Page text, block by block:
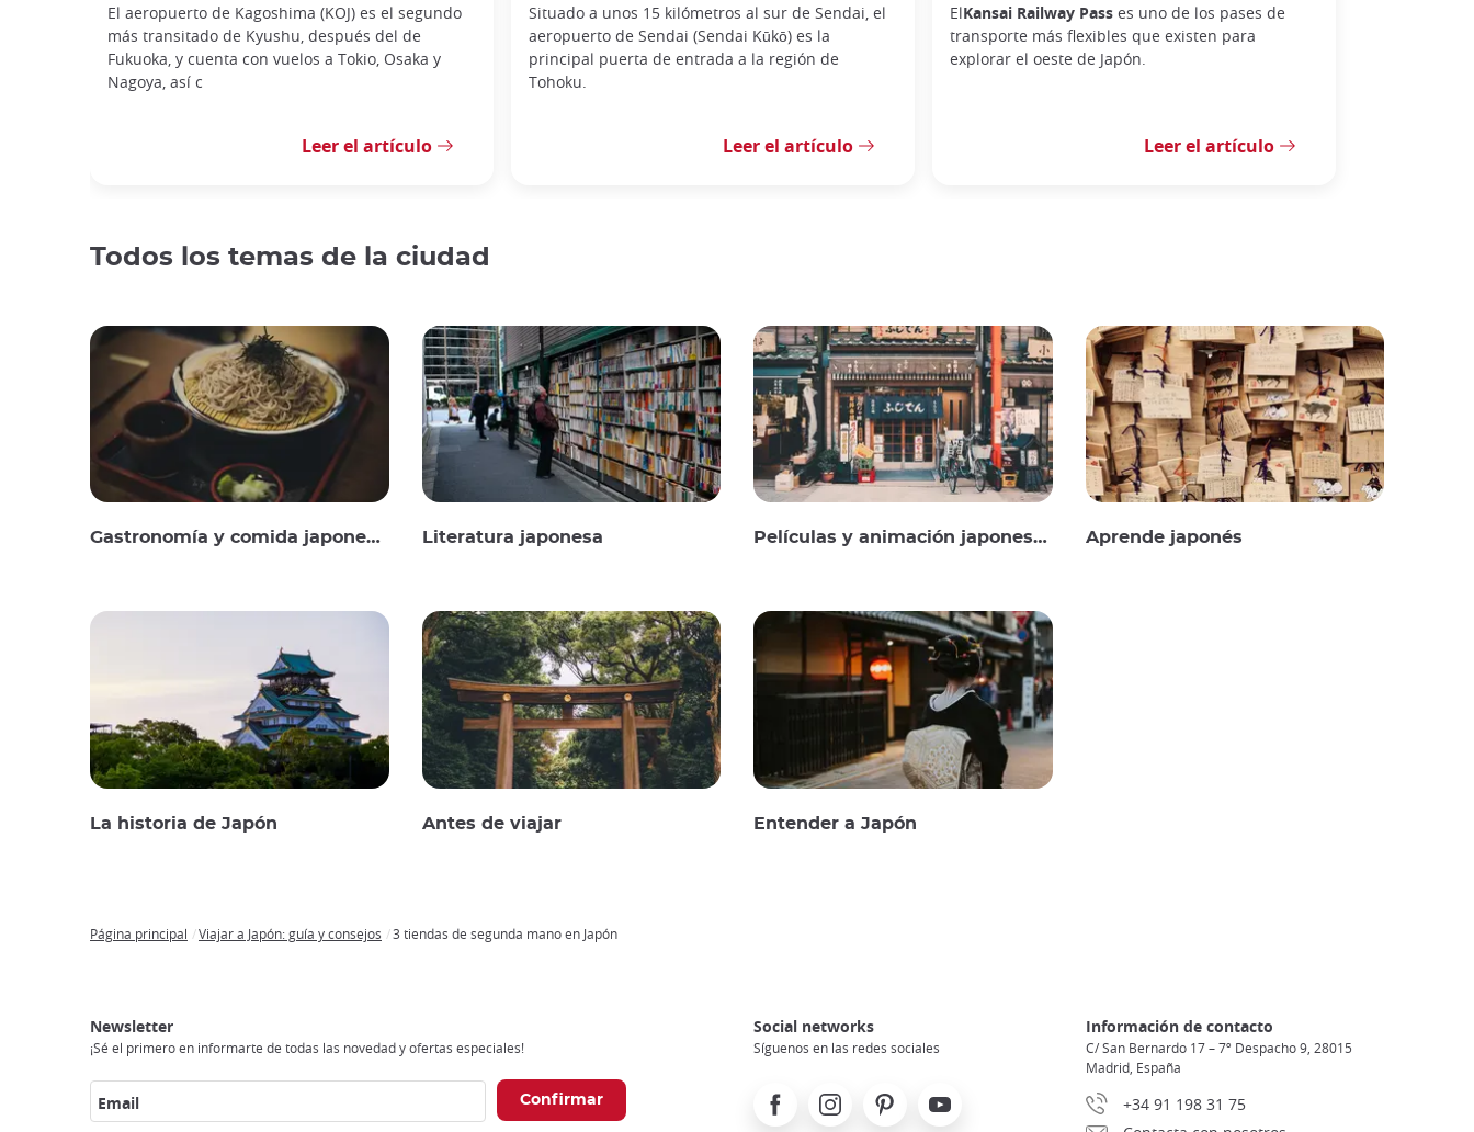
El aeropuerto de Kagoshima (KOJ) es el segundo
más transitado de Kyushu, después del de
Fukuoka, y cuenta con vuelos a Tokio, Osaka y
Nagoya, así c
Leer el artículo
Situado a unos 15 kilómetros al sur de Sendai, el
aeropuerto de Sendai (Sendai Kūkō) es la
principal puerta de entrada a la región de
Tohoku.
Leer el artículo
ElKansai Railway Pass es uno de los pases de
transporte más flexibles que existen para
explorar el oeste de Japón.
Leer el artículo
Todos los temas de la ciudad
Gastronomía y comida japonesas Literatura japonesa Películas y animación japonesas Aprende japonés
La historia de Japón Antes de viajar Entender a Japón
Página principal Viajar a Japón: guía y consejos 3 tiendas de segunda mano en Japón
Newsletter
¡Sé el primero en informarte de todas las novedad y ofertas especiales!
Email
Social networks
Síguenos en las redes sociales
FacebookInstagramPinterest Youtube
Información de contacto
C/ San Bernardo 17 – 7º Despacho 9, 28015
Madrid, España
+34 91 198 31 75
Experience
en
Japón
a
internet
japón